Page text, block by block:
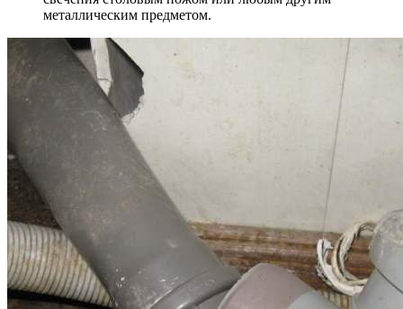
металлическим предметом.